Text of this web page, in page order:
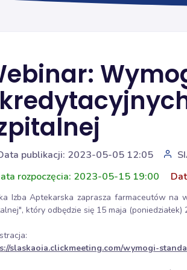
publikacji: 2023-05-05 12:05
rozpoczęcia: 2023-05-15 19:00
Izba Aptekarska zaprasza farmaceutów
który odbędzie się 15 maja (poniedziałek)
slaskaoia.clickmeeting.com/wymogi-